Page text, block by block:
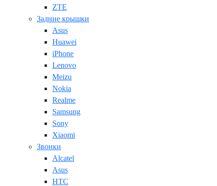
ZTE
Задние крышки
Asus
Huawei
iPhone
Lenovo
Meizu
Nokia
Realme
Samsung
Sony
Xiaomi
Звонки
Alcatel
Asus
HTC